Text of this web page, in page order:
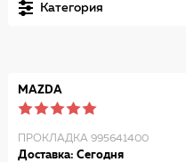
Категория
MAZDA
ПРОКЛАДКА 995641400
Доставка: Сегодня